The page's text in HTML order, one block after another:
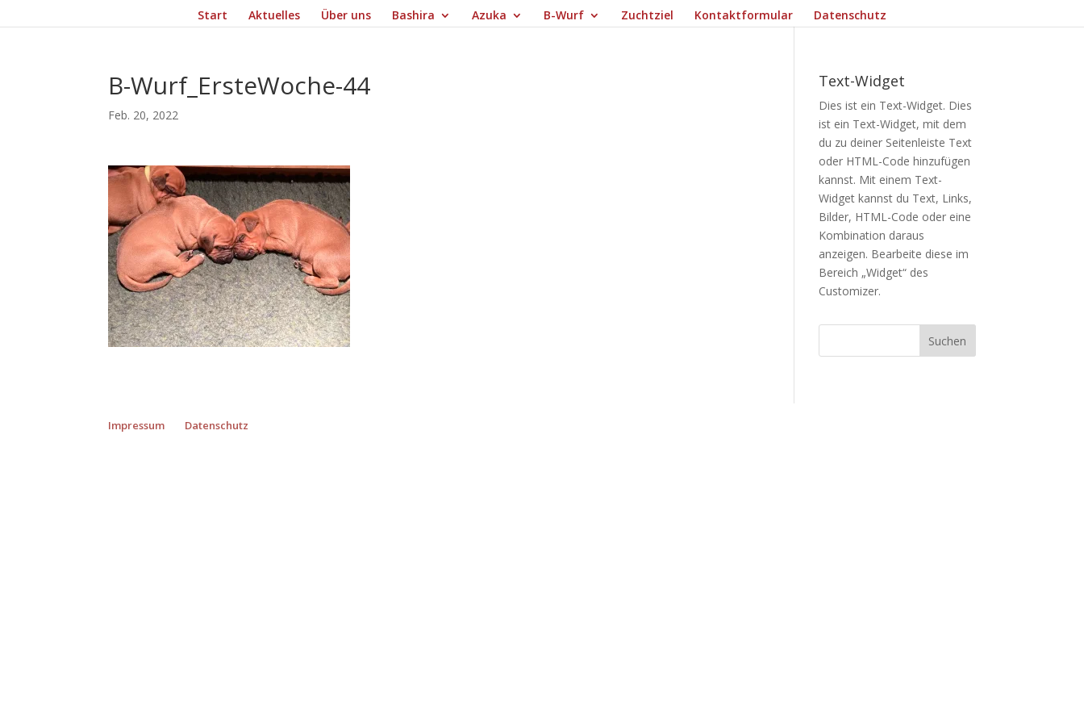
Start Aktuelles Über uns Bashira Azuka B-Wurf Zuchtziel Kontaktformular Datenschutz
B-Wurf_ErsteWoche-44
Feb. 20, 2022
Text-Widget
Dies ist ein Text-Widget. Dies
ist ein Text-Widget, mit dem
du zu deiner Seitenleiste Text
oder HTML-Code hinzufügen
kannst. Mit einem Text-
Widget kannst du Text, Links,
Bilder, HTML-Code oder eine
Kombination daraus
anzeigen. Bearbeite diese im
Bereich „Widget“ des
Customizer.
Impressum Datenschutz